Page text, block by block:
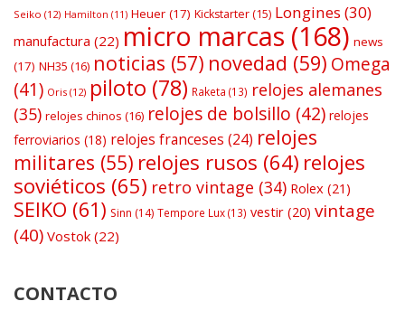
Seiko (12) Hamilton (11) Heuer (17) Kickstarter (15) Longines (30)
manufactura (22) micro marcas (168) news
(17) NH35 (16) noticias (57) novedad (59) Omega
(41) Oris (12) piloto (78) Raketa (13) relojes alemanes
(35) relojes chinos (16) relojes de bolsillo (42) relojes
ferroviarios (18) relojes franceses (24) relojes
militares (55) relojes rusos (64) relojes
soviéticos (65) retro vintage (34) Rolex (21)
SEIKO (61) Sinn (14) Tempore Lux(13) vestir (20) vintage
(40) Vostok (22)
CONTACTO